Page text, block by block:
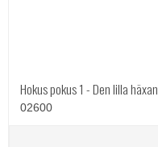
Hokus pokus 1 - Den lilla häxan
02600